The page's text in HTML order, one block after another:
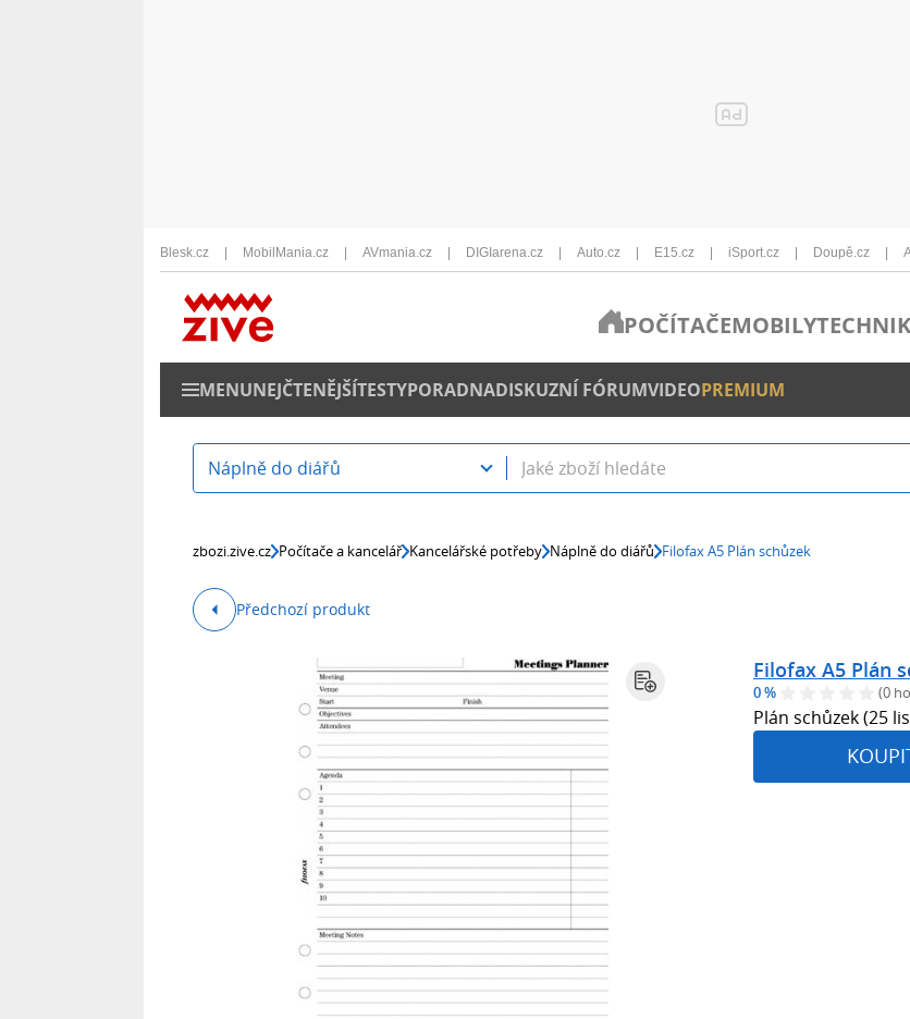
Blesk.cz MobilMania.cz AVmania.cz DIGIarena.cz Auto.cz E15.cz iSport.cz Doupě.cz
POČÍTAČEMOBILY
MENUNEJČTENĚJŠÍTESTYPORADNADISKUZNÍ FÓRUMVIDEOPREMIUM
Náplně do diářů
zbozi.zive.cz Počítače a kancelář Kancelářské potřeby Náplně do diářů Filofax A5 Plán schůzek
Předchozí produkt
Filofax A5 Plán
0 % (0
Plán schůzek (25